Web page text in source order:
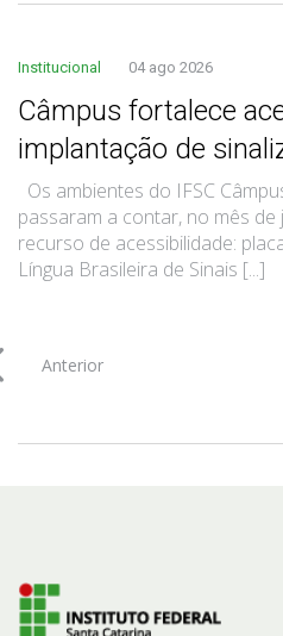
Institucional 04 ago 2026
Câmpus fortalece
implantação de
Os ambientes do IFSC
passaram a contar, no mês de
recurso de acessibilidade:
Língua Brasileira de Sinais [...]
Anterior